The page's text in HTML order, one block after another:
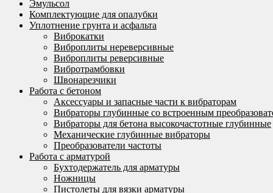
Эмульсол
Комплектующие для опалубки
Уплотнение грунта и асфальта
Виброкатки
Виброплиты нереверсивные
Виброплиты реверсивные
Вибротрамбовки
Швонарезчики
Работа с бетоном
Аксессуары и запасные части к вибраторам
Вибраторы глубинные со встроенным
Вибраторы для бетона высокочастотные глубинные
Механические глубинные вибраторы
Преобразователи частоты
Работа с арматурой
Бухтодержатель для арматуры
Ножницы
Пистолеты для вязки арматуры